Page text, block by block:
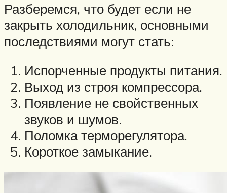
Разберемся, что будет если не
закрыть холодильник, основными
последствиями могут стать:
Испорченные продукты питания.
Выход из строя компрессора.
Появление не свойственных
звуков и шумов.
Поломка терморегулятора.
Короткое замыкание.